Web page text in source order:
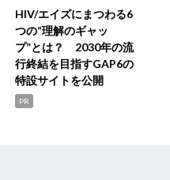
HIV/エイズにまつわる6
つの“理解のギャッ
プ”とは？ 2030年の流
行終結を目指すGAP6の
特設サイトを公開
PR